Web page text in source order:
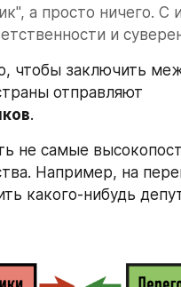
а просто ничего. С
и
чтобы заключить
.
не самые
Например, на
какого-нибудь